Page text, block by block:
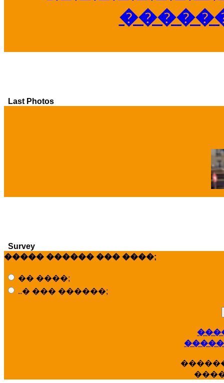
Last Photos
Survey
����� ������ ��� ����;
�� ����;
..� ��� ������;